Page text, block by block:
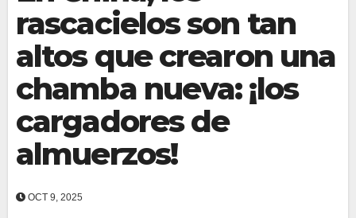
rascacielos son tan
altos que crearon una
chamba nueva: ¡los
cargadores de
almuerzos!
OCT 9, 2025